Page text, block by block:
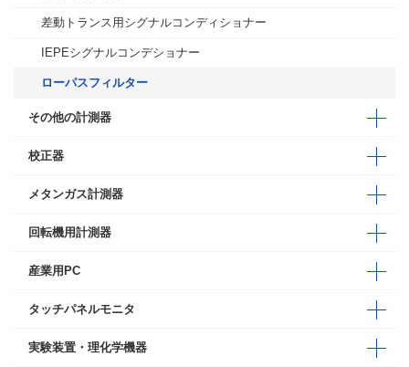
差動トランス用シグナルコンディショナー
IEPEシグナルコンデショナー
ローパスフィルター
その他の計測器
校正器
メタンガス計測器
回転機用計測器
産業用PC
タッチパネルモニタ
実験装置・理化学機器